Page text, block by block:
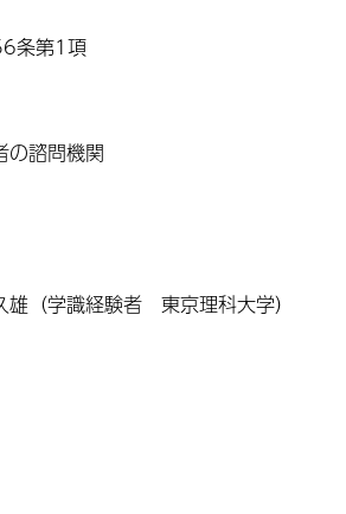
条第1項
の諮問機関
（学識経験者 東京理科大学）